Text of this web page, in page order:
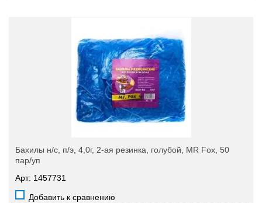
Бахилы н/с, п/э, 4,0г, 2-ая резинка, голубой, MR Fox, 50
пар/уп
Арт: 1457731
Добавить к сравнению